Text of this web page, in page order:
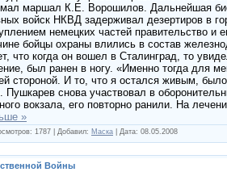
маршал К.Е. Ворошилов. Дальнейшая
войск НКВД задерживал дезертиров в
немецких частей правительство
бойцы охраны влились в состав
что когда он вошел в Сталинград, то
был ранен в ногу. «Именно тогда для
стороной. И то, что я остался живым,
снова участвовал в
вокзала, его повторно ранили. На
»
1787 Добавил: Маска Дата: 08.05.2008
Войны